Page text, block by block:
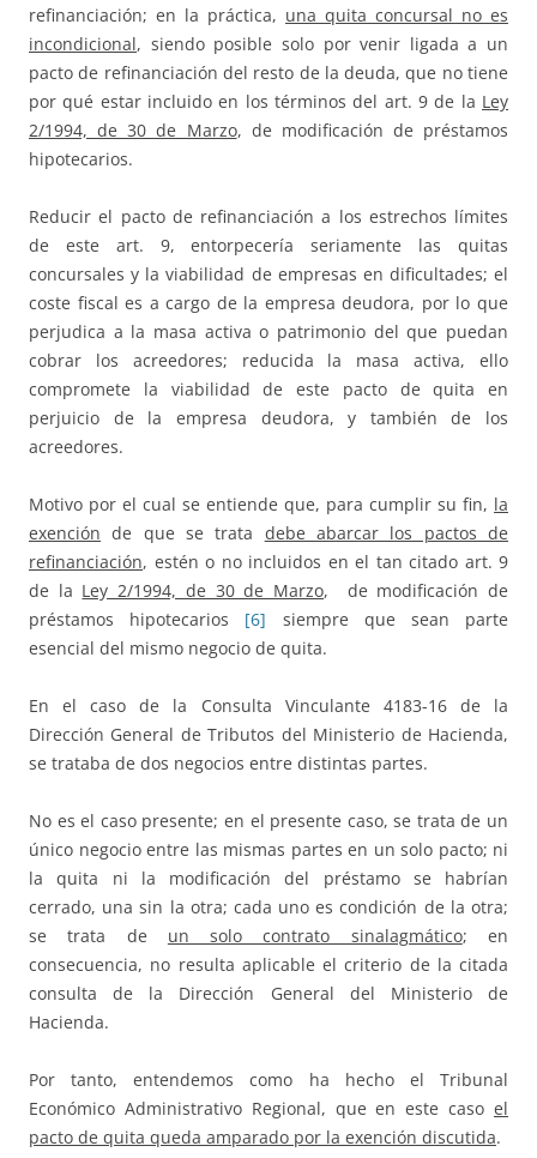
refinanciación; en la práctica, una quita concursal no es
incondicional, siendo posible solo por venir ligada a un
pacto de refinanciación del resto de la deuda, que no tiene
por qué estar incluido en los términos del art. 9 de la Ley
2/1994, de 30 de Marzo, de modificación de préstamos
hipotecarios.
Reducir el pacto de refinanciación a los estrechos límites
de este art. 9, entorpecería seriamente las quitas
concursales y la viabilidad de empresas en dificultades; el
coste fiscal es a cargo de la empresa deudora, por lo que
perjudica a la masa activa o patrimonio del que puedan
cobrar los acreedores; reducida la masa activa, ello
compromete la viabilidad de este pacto de quita en
perjuicio de la empresa deudora, y también de los
acreedores.
Motivo por el cual se entiende que, para cumplir su fin, la
exención de que se trata debe abarcar los pactos de
refinanciación, estén o no incluidos en el tan citado art. 9
de la Ley 2/1994, de 30 de Marzo, de modificación de
préstamos hipotecarios [6] siempre que sean parte
esencial del mismo negocio de quita.
En el caso de la Consulta Vinculante 4183-16 de la
Dirección General de Tributos del Ministerio de Hacienda,
se trataba de dos negocios entre distintas partes.
No es el caso presente; en el presente caso, se trata de un
único negocio entre las mismas partes en un solo pacto; ni
la quita ni la modificación del préstamo se habrían
cerrado, una sin la otra; cada uno es condición de la otra;
se trata de un solo contrato sinalagmático; en
consecuencia, no resulta aplicable el criterio de la citada
consulta de la Dirección General del Ministerio de
Hacienda.
Por tanto, entendemos como ha hecho el Tribunal
Económico Administrativo Regional, que en este caso el
pacto de quita queda amparado por la exención discutida.